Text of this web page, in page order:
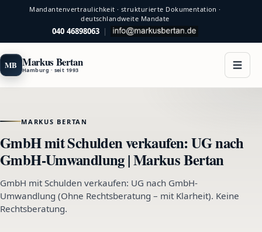
Mandantenvertraulichkeit · strukturierte Dokumentation ·
deutschlandweite Mandate
040 46898063 |
MB Markus Bertan
Hamburg · seit 1993
MARKUS BERTAN
GmbH mit Schulden verkaufen: UG nach
GmbH-Umwandlung | Markus Bertan
GmbH mit Schulden verkaufen: UG nach GmbH-
Umwandlung (Ohne Rechtsberatung – mit Klarheit). Keine
Rechtsberatung.